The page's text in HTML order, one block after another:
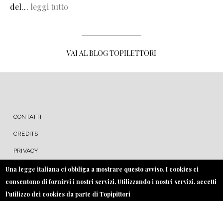
del… leggi tutto
VAI AL BLOG TOPILETTORI
MENU FOOTER
CONTATTI
CREDITS
PRIVACY
COOKIE
Una legge italiana ci obbliga a mostrare questo avviso. I cookies ci
consentono di fornirvi i nostri servizi. Utilizzando i nostri servizi, accetti
l'utilizzo dei cookies da parte di Topipittori